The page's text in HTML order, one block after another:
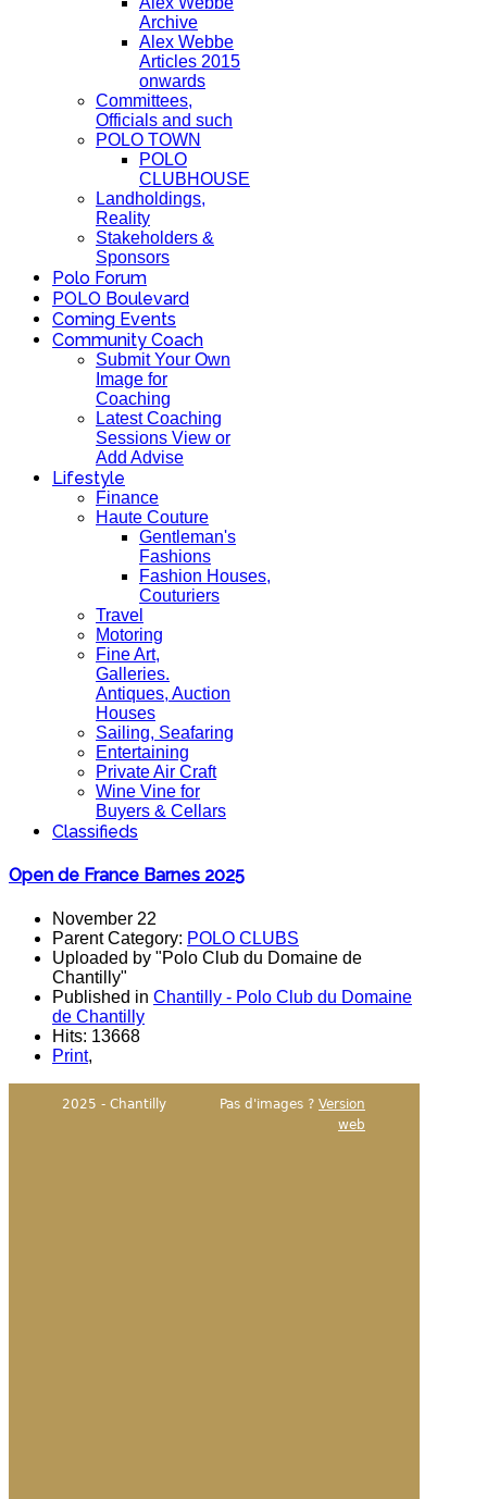
Archive
Alex Webbe
Articles 2015
onwards
Committees,
Officials and such
POLO TOWN
POLO
CLUBHOUSE
Landholdings,
Reality
Stakeholders &
Sponsors
Polo Forum
POLO Boulevard
Coming Events
Community Coach
Submit Your Own
Image for
Coaching
Latest Coaching
Sessions View or
Add Advise
Lifestyle
Finance
Haute Couture
Gentleman's
Fashions
Fashion Houses,
Couturiers
Travel
Motoring
Fine Art,
Galleries.
Antiques, Auction
Houses
Sailing, Seafaring
Entertaining
Private Air Craft
Wine Vine for
Buyers & Cellars
Classifieds
Open de France Barnes 2025
November 22
Parent Category: POLO CLUBS
Uploaded by "Polo Club du Domaine de
Chantilly"
Published in Chantilly - Polo Club du Domaine
de Chantilly
Hits: 13668
Print,
2025 - Chantilly Pas d'images ? Version
web